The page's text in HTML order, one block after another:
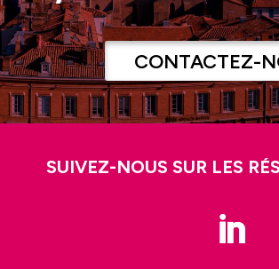
CONTACTEZ-
SUIVEZ-NOUS SUR LES